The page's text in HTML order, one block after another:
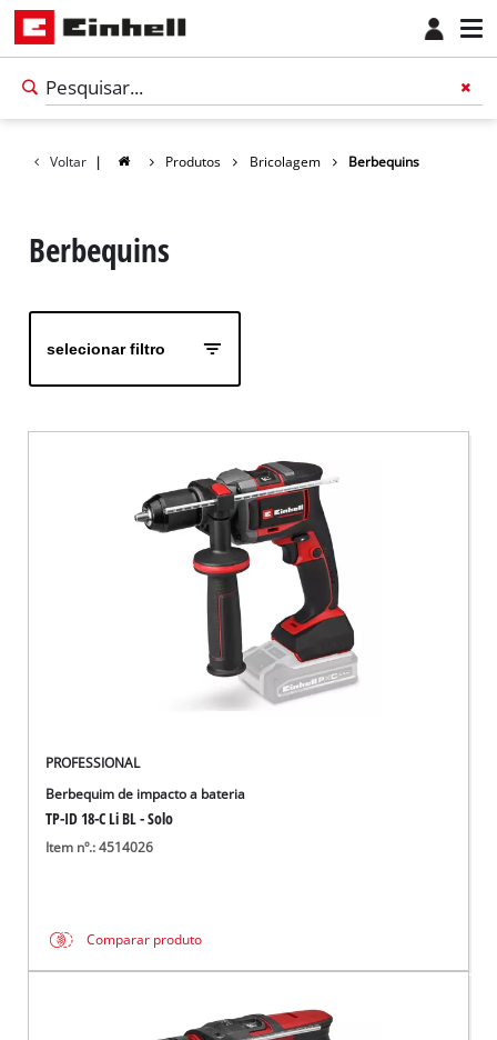
Voltar | Produtos Bricolagem Berbequins
Berbequins
selecionar filtro
PROFESSIONAL
Berbequim de impacto a bateria
TP-ID 18-C Li BL - Solo
Item nº.: 4514026
Comparar produto